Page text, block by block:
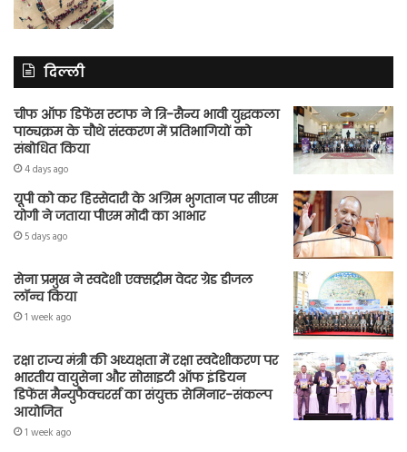
दिल्ली
चीफ ऑफ डिफेंस स्टाफ ने त्रि-सैन्य भावी युद्धकला
पाठ्यक्रम के चौथे संस्करण में प्रतिभागियों को
संबोधित किया
4 days ago
यूपी को कर हिस्सेदारी के अग्रिम भुगतान पर सीएम
योगी ने जताया पीएम मोदी का आभार
5 days ago
सेना प्रमुख ने स्वदेशी एक्सट्रीम वेदर ग्रेड डीजल
लॉन्च किया
1 week ago
रक्षा राज्य मंत्री की अध्यक्षता में रक्षा स्वदेशीकरण पर
भारतीय वायुसेना और सोसाइटी ऑफ इंडियन
डिफेंस मैन्युफैक्चरर्स का संयुक्त सेमिनार-संकल्प
आयोजित
1 week ago